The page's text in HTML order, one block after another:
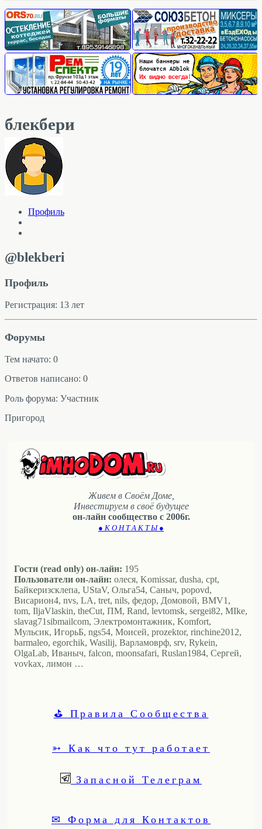
блекбери
Профиль
@blekberi
Профиль
Регистрация: 13 лет
Форумы
Тем начато: 0
Ответов написано: 0
Роль форума: Участник
Пригород
Живем в Своём Доме,
Инвестируем в своё будущее
он-лайн сообщество с 2006г.
● К О Н Т А К Т Ы ●
Гости (read only) он-лайн: 195
Пользователи он-лайн: олеся, Komissar, dusha, cpt,
Байкеризсклепа, UStaV, Ольга54, Саныч, popovd,
Висариoн4, nvs, LA, tret, nils, федор, Домовой, BMV1,
tom, IljaVlaskin, theCut, ПМ, Rand, levtomsk, sergei82, MIke,
slavag71sibmailcom, Электромонтажник, Komfort,
Мульсик, ИгорьБ, ngs54, Моисей, prozektor, rinchine2012,
barmaleo, egorchik, Wasilij, Варламоврф, srv, Rykein,
OlgaLab, Иваныч, falcon, moonsafari, Ruslan1984, Сергей,
vovkax, лимон …
⛳ Правила Сообщества
➳ Как что тут работает
Запасной Телеграм
✉ Форма для Контактов